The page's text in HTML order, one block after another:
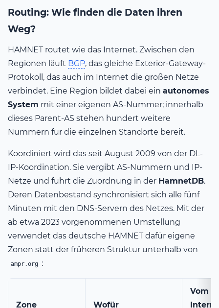
Routing: Wie finden die Daten ihren
Weg?
HAMNET routet wie das Internet. Zwischen den
Regionen läuft BGP, das gleiche Exterior-Gateway-
Protokoll, das auch im Internet die großen Netze
verbindet. Eine Region bildet dabei ein autonomes
System mit einer eigenen AS-Nummer; innerhalb
dieses Parent-AS stehen hundert weitere
Nummern für die einzelnen Standorte bereit.
Koordiniert wird das seit August 2009 von der DL-
IP-Koordination. Sie vergibt AS-Nummern und IP-
Netze und führt die Zuordnung in der HamnetDB.
Deren Datenbestand synchronisiert sich alle fünf
Minuten mit den DNS-Servern des Netzes. Mit der
ab etwa 2023 vorgenommenen Umstellung
verwendet das deutsche HAMNET dafür eigene
Zonen statt der früheren Struktur unterhalb von
ampr.org :
Zone Wofür
Vom